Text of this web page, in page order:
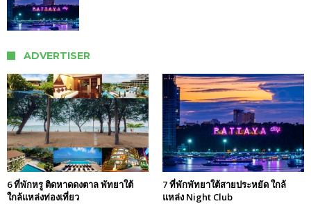
ADVERTISER
6 ที่พักหรู ติดหาดดงตาล พัทยาใต้
ใกล้แหล่งท่องเที่ยว
7 ที่พักพัทยาใต้สายประหยัด ใกล้
แหล่ง Night Club